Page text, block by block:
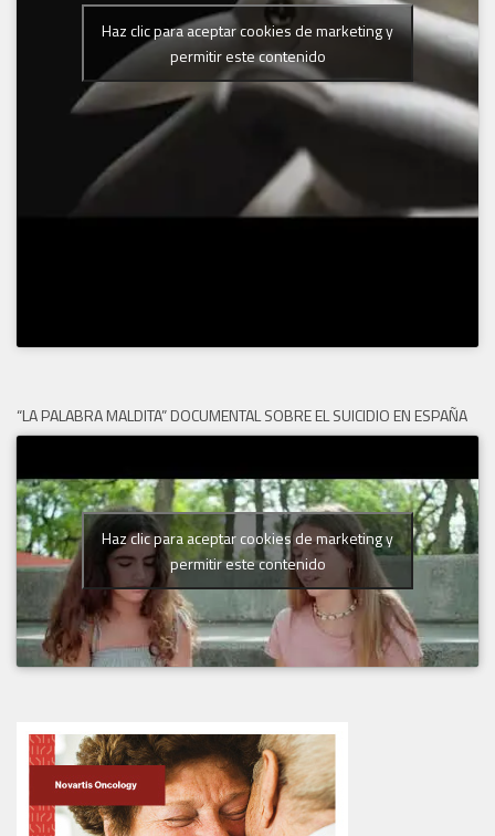
Haz clic para aceptar cookies de marketing y
permitir este contenido
“LA PALABRA MALDITA” DOCUMENTAL SOBRE EL SUICIDIO EN ESPAÑA
Haz clic para aceptar cookies de marketing y
permitir este contenido